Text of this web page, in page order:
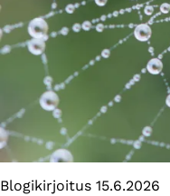
Blogikirjoitus 15.6.2026